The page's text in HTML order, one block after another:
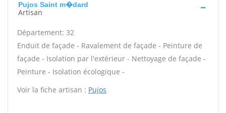
Pujos Saint m�dard
Artisan
Département: 32
Enduit de façade - Ravalement de façade - Peinture de
façade - Isolation par l'extérieur - Nettoyage de façade -
Peinture - Isolation écologique -
Voir la fiche artisan : Pujos